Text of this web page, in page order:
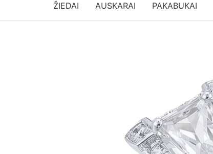
ŽIEDAI AUSKARAI PAKABUKAI